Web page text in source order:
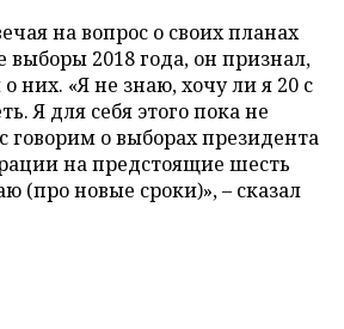
на вопрос о своих планах
выборы 2018 года, он признал,
них. «Я не знаю, хочу ли я 20 с
Я для себя этого пока не
о выборах президента
на предстоящие шесть
(про новые сроки)», – сказал